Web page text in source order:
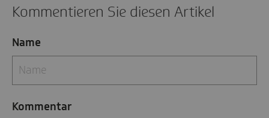
Kommentieren Sie diesen Artikel
Name
Kommentar